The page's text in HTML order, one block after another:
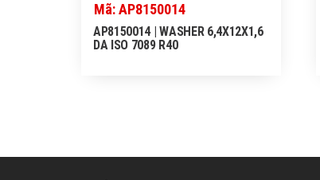
Mã: AP8150014
AP8150014 | WASHER 6,4X12X1,6
DA ISO 7089 R40